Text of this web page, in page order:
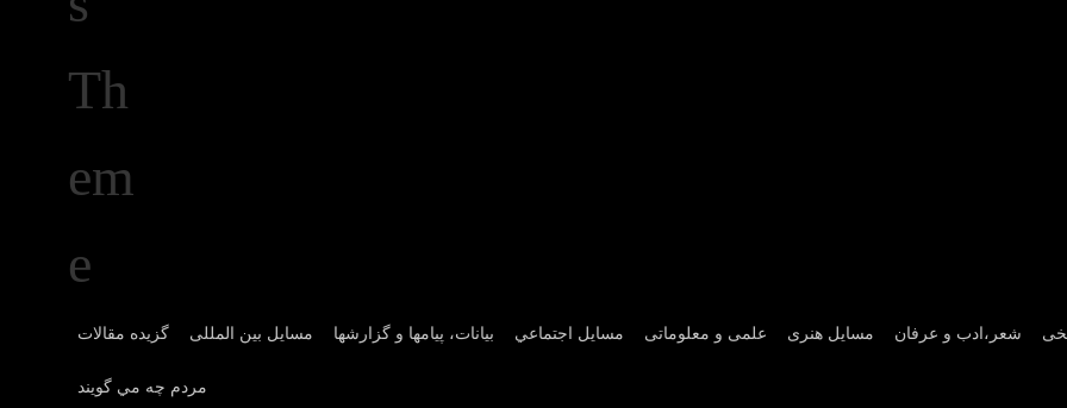
گزیده مقالات مسایل بین المللی بیانات، پیامها و گزارشها مسايل اجتماعي علمی و معلوماتی مسايل هنری شعر،ادب و عرفان
مردم چه مي گويند